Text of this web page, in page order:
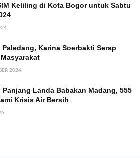
Keliling di Kota Bogor untuk Sabtu
Paledang, Karina Soerbakti Serap
2024
Panjang Landa Babakan Madang, 555
Krisis Air Bersih